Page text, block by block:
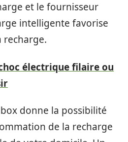
et le fournisseur
intelligente favorise
recharge.
électrique filaire ou
donne la possibilité
de la recharge